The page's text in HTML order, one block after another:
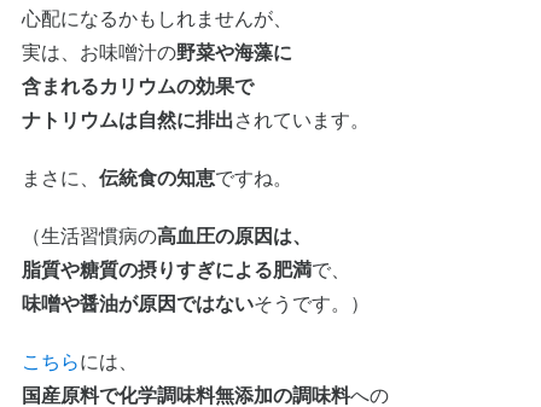
心配になるかもしれませんが、
実は、お味噌汁の野菜や海藻に
含まれるカリウムの効果で
ナトリウムは自然に排出されています。
まさに、 伝統食の知恵ですね。
（生活習慣病の高血圧の原因は、
脂質や糖質の摂りすぎによる肥満で、
味噌や醤油が原因ではないそうです。）
こちらには、
国産原料で化学調味料無添加の調味料への